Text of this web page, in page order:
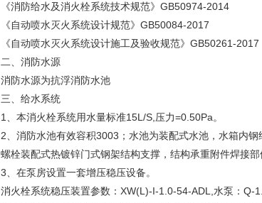
《消防给水及消火栓系统技术规范》GB50974-2014
《自动喷水灭火系统设计规范》GB50084-2017
《自动喷水灭火系统设计施工及验收规范》GB50261-2017
二、消防水源
消防水源为抗浮消防水池
三、给水系统
1、本消火栓系统用水量标准15L/S,压力=0.50Pa。
2、消防水池有效容积3003；水池为装配式水池，水箱内
螺栓装配式热镀锌门式钢架结构支撑，结构承重附件焊接
3、在泵房设置一套增压稳压设备。
消火栓系统稳压装置参数：XW(L)-I-1.0-54-ADL,水泵：Q-